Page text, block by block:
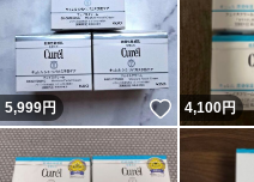
5,999円 いいね！
4,100円